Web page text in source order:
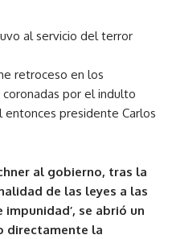
al servicio del terror
retroceso en los
por el indulto
entonces presidente Carlos
al gobierno, tras la
de las leyes a las
impunidad’, se abrió un
directamente la